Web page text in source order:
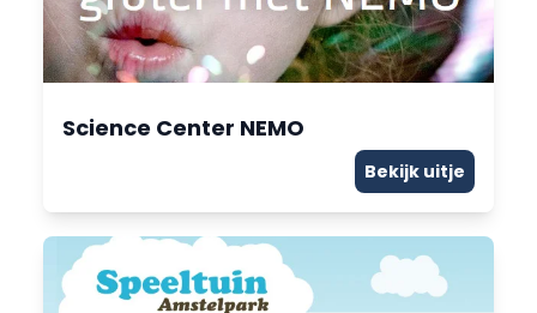
Science Center NEMO
Bekijk uitje